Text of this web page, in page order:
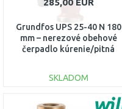
285,00 EUR
Grundfos UPS 25-40 N 180
mm – nerezové obehové
čerpadlo kúrenie/pitná
SKLADOM
DO KOŠÍKA